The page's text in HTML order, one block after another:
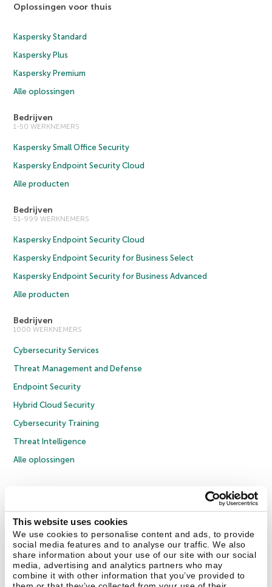
This website uses cookies
We use cookies to personalise content and ads, to provide
social media features and to analyse our traffic. We also
share information about your use of our site with our social
media, advertising and analytics partners who may
combine it with other information that you’ve provided to
Oplossingen voor thuis
Kaspersky Standard
Kaspersky Plus
Kaspersky Premium
Alle oplossingen
Bedrijven
1-50 WERKNEMERS
Kaspersky Small Office Security
Kaspersky Endpoint Security Cloud
Alle producten
Bedrijven
51-999 WERKNEMERS
Kaspersky Endpoint Security Cloud
Kaspersky Endpoint Security for Business Select
Kaspersky Endpoint Security for Business Advanced
Alle producten
Bedrijven
1000 WERKNEMERS
Cybersecurity Services
Threat Management and Defense
Endpoint Security
Hybrid Cloud Security
Cybersecurity Training
Threat Intelligence
Alle oplossingen
Privacybeleid
Licentieovereenkomst B2B
Cookies
Contact Us Over ons Partners Blog Resource Center
Persberichten
Vertrouwen in Kaspersky